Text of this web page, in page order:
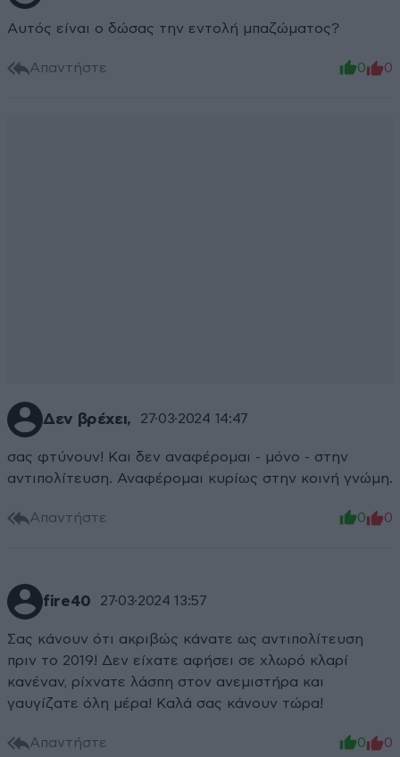
Αυτός είναι ο δώσας την εντολή μπαζώματος?
Απαντήστε 0 0
Δεν βρέχει, 27·03·2024 14:47
σας φτύνουν! Και δεν αναφέρομαι - μόνο - στην
αντιπολίτευση. Αναφέρομαι κυρίως στην κοινή γνώμη.
Απαντήστε 0 0
fire40 27·03·2024 13:57
Σας κάνουν ότι ακριβώς κάνατε ως αντιπολίτευση
πριν το 2019! Δεν είχατε αφήσει σε χλωρό κλαρί
κανέναν, ρίχνατε λάσπη στον ανεμιστήρα και
γαυγίζατε όλη μέρα! Καλά σας κάνουν τώρα!
Απαντήστε 0 0